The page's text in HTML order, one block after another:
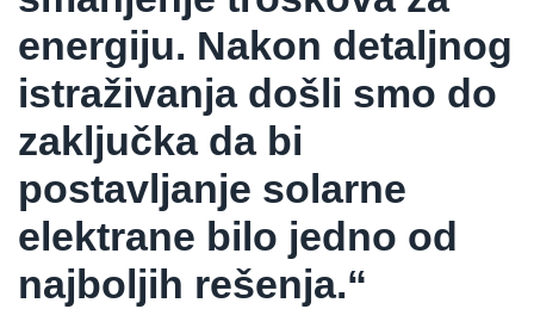
energiju. Nakon detaljnog
istraživanja došli smo do
zaključka da bi
postavljanje solarne
elektrane bilo jedno od
najboljih rešenja.“